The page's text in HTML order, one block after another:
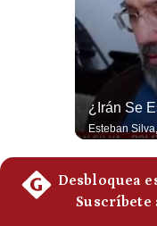
Condiciones
De
Cookies
Preguntas